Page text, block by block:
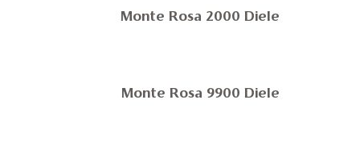
Monte Rosa 2000 Diele
Monte Rosa 9900 Diele